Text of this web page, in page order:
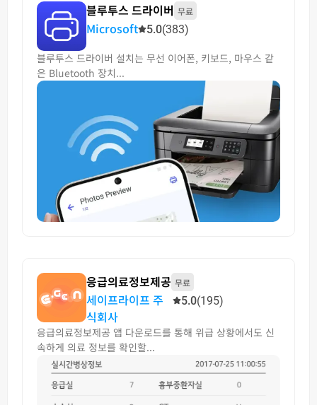
블루투스 드라이버 무료
Microsoft 5.0(383)
블루투스 드라이버 설치는 무선 이어폰, 키보드, 마우스 같
은 Bluetooth 장치...
응급의료정보제공 무료
세이프라이프 주
식회사
5.0(195)
응급의료정보제공 앱 다운로드를 통해 위급 상황에서도 신
속하게 의료 정보를 확인할...